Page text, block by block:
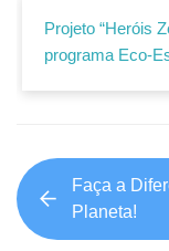
Projeto “Heróis
programa Eco-
Faça a
Planeta!